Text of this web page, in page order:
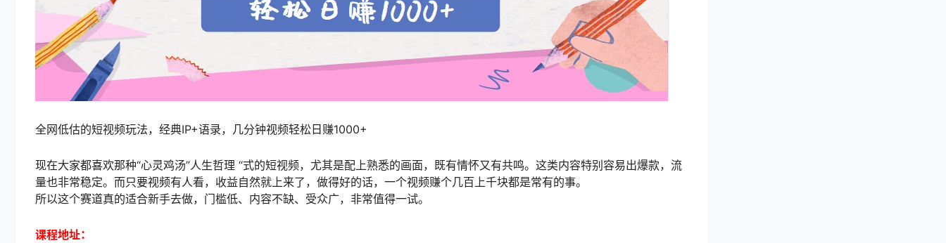
全网低估的短视频玩法，经典IP+语录，几分钟视频轻松日赚1000+
现在大家都喜欢那种“心灵鸡汤”人生哲理 “式的短视频，尤其是配上熟悉的画面，既有情怀又有共鸣。这类内容特别容易出爆款，流
量也非常稳定。而只要视频有人看，收益自然就上来了，做得好的话，一个视频赚个几百上千块都是常有的事。
所以这个赛道真的适合新手去做，门槛低、内容不缺、受众广，非常值得一试。
课程地址：